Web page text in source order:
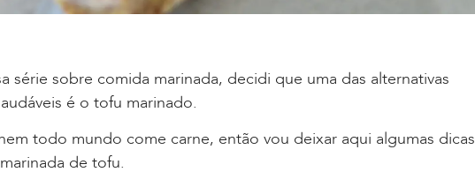
série sobre comida marinada, decidi que uma das alternativas
é o tofu marinado.
todo mundo come carne, então vou deixar aqui algumas dicas
de tofu.